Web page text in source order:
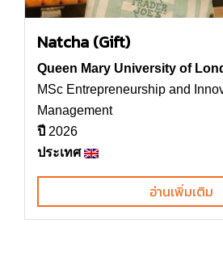
Natcha (Gift)
Queen Mary University of
MSc Entrepreneurship and
Management
ปี 2026
ประเทศ
อ่านเพิ่มเติม